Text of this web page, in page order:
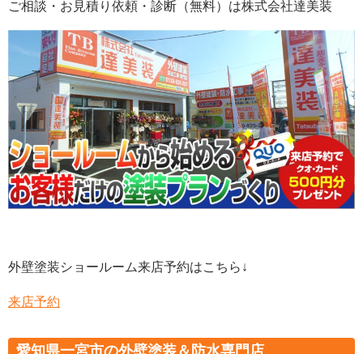
ご相談・お見積り依頼・診断 （無料） は株式会社達美装
外壁塗装ショールーム来店予約はこちら↓
来店予約
愛知県一宮市の外壁塗装＆防水専門店